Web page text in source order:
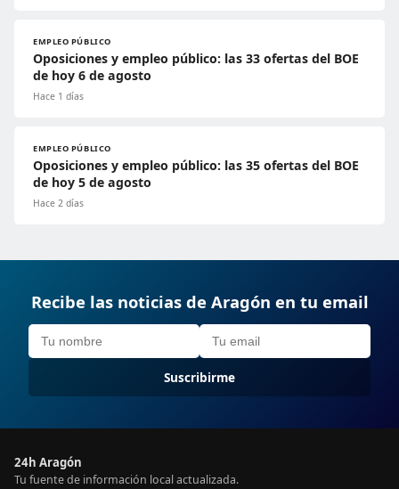
EMPLEO PÚBLICO
Oposiciones y empleo público: las 33 ofertas del BOE
de hoy 6 de agosto
Hace 1 días
EMPLEO PÚBLICO
Oposiciones y empleo público: las 35 ofertas del BOE
de hoy 5 de agosto
Hace 2 días
Recibe las noticias de Aragón en tu email
Suscribirme
24h Aragón
Tu fuente de información local actualizada.